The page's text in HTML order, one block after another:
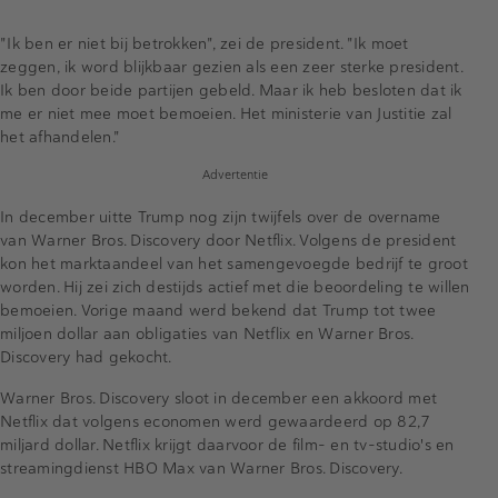
"Ik ben er niet bij betrokken", zei de president. "Ik moet
zeggen, ik word blijkbaar gezien als een zeer sterke president.
Ik ben door beide partijen gebeld. Maar ik heb besloten dat ik
me er niet mee moet bemoeien. Het ministerie van Justitie zal
het afhandelen."
Advertentie
In december uitte Trump nog zijn twijfels over de overname
van Warner Bros. Discovery door Netflix. Volgens de president
kon het marktaandeel van het samengevoegde bedrijf te groot
worden. Hij zei zich destijds actief met die beoordeling te willen
bemoeien. Vorige maand werd bekend dat Trump tot twee
miljoen dollar aan obligaties van Netflix en Warner Bros.
Discovery had gekocht.
Warner Bros. Discovery sloot in december een akkoord met
Netflix dat volgens economen werd gewaardeerd op 82,7
miljard dollar. Netflix krijgt daarvoor de film- en tv-studio's en
streamingdienst HBO Max van Warner Bros. Discovery.